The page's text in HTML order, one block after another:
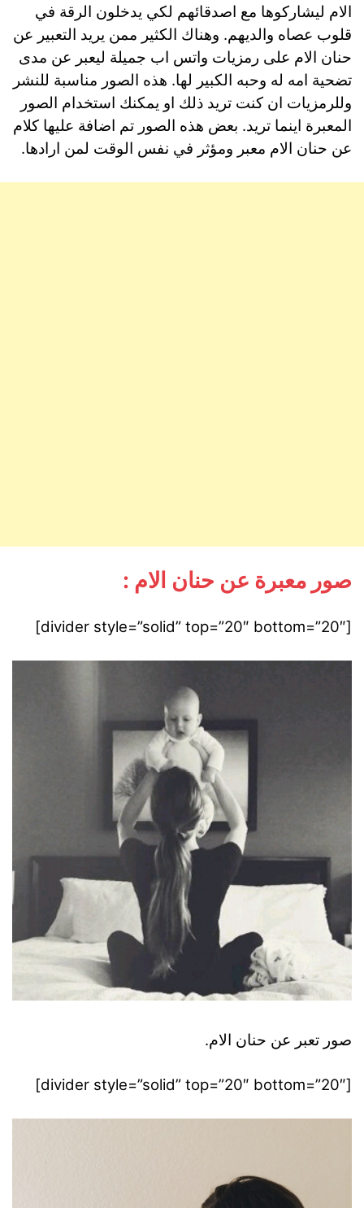
الام ليشاركوها مع اصدقائهم لكي يدخلون الرقة في
قلوب عصاه والديهم. وهناك الكثير ممن يريد التعبير عن
حنان الام على رمزيات واتس اب جميلة ليعبر عن مدى
تضحية امه له وحبه الكبير لها. هذه الصور مناسبة للنشر
وللرمزيات ان كنت تريد ذلك او يمكنك استخدام الصور
المعبرة اينما تريد. بعض هذه الصور تم اضافة عليها كلام
عن حنان الام معبر ومؤثر في نفس الوقت لمن ارادها.
صور معبرة عن حنان الام :
[divider style=”solid” top=”20″ bottom=”20″]
صور تعبر عن حنان الام.
[divider style=”solid” top=”20″ bottom=”20″]